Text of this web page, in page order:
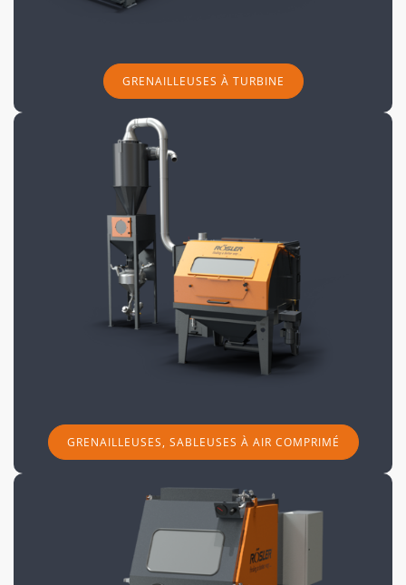
GRENAILLEUSES À TURBINE
GRENAILLEUSES, SABLEUSES À AIR COMPRIMÉ